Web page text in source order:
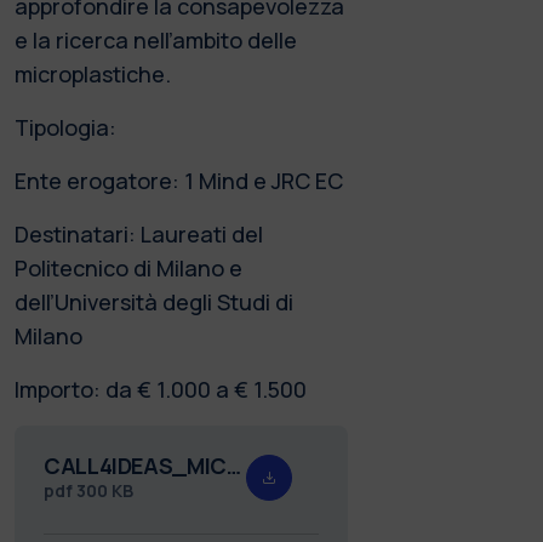
e la ricerca nell’ambito delle
microplastiche.
Tipologia:
Ente erogatore: 1 Mind e JRC EC
Destinatari: Laureati del
Politecnico di Milano e
dell’Università degli Studi di
Milano
Importo: da € 1.000 a € 1.500
CALL4IDEAS_MICROPLASTICHE_def.pdf
pdf 300 KB